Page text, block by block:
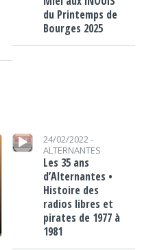
du Printemps de
Bourges 2025
Lecteur audio
24/02/2022 -
ALTERNANTES
Les 35 ans
d’Alternantes •
Histoire des
radios libres et
pirates de 1977 à
1981